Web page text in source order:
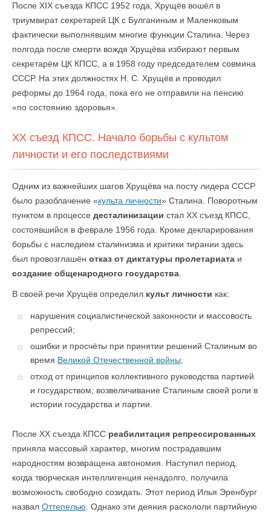
После XIX съезда КПСС 1952 года, Хрущёв вошёл в
триумвират секретарей ЦК с Булганиным и Маленковым
фактически выполнявшим многие функции Сталина. Через
полгода после смерти вождя Хрущёва избирают первым
секретарём ЦК КПСС, а в 1958 году председателем совмина
СССР. На этих должностях Н. С. Хрущёв и проводил
реформы до 1964 года, пока его не отправили на пенсию
«по состоянию здоровья».
XX съезд КПСС. Начало борьбы с культом
личности и его последствиями
Одним из важнейших шагов Хрущёва на посту лидера СССР
было разоблачение «культа личности» Сталина. Поворотным
пунктом в процессе десталинизации стал XX съезд КПСС,
состоявшийся в феврале 1956 года. Кроме декларирования
борьбы с наследием сталинизма и критики тирании здесь
был провозглашён отказ от диктатуры пролетариата и
создание общенародного государства
В своей речи Хрущёв определил культ личности как:
нарушения социалистической законности и массовость
репрессий;
ошибки и просчёты при принятии решений Сталиным во
время Великой Отечественной войны;
отход от принципов коллективного руководства партией
и государством; возвеличивание Сталиным своей роли в
истории государства и партии.
После XX съезда КПСС реабилитация репрессированных
приняла массовый характер, многим пострадавшим
народностям возвращена автономия. Наступил период,
когда творческая интеллигенция ненадолго, получила
возможность свободно созидать. Этот период Илья Эренбург
назвал Оттепелью . Однако эти деяния раскололи партийную